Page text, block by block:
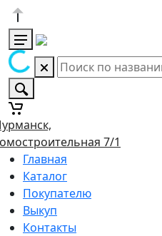
7/1
Главная
Каталог
Покупателю
Выкуп
Контакты